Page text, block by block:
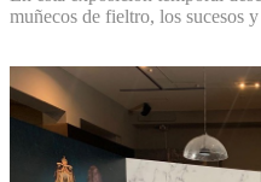
muñecos de fieltro, los sucesos